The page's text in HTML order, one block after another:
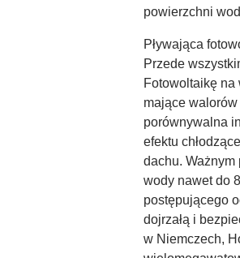
powierzchni
Pływająca
Przede
Fotowoltaikę na
mające
porównywalna
efektu
dachu.
wody nawet do
postępującego
dojrzałą i
w Niemczech,